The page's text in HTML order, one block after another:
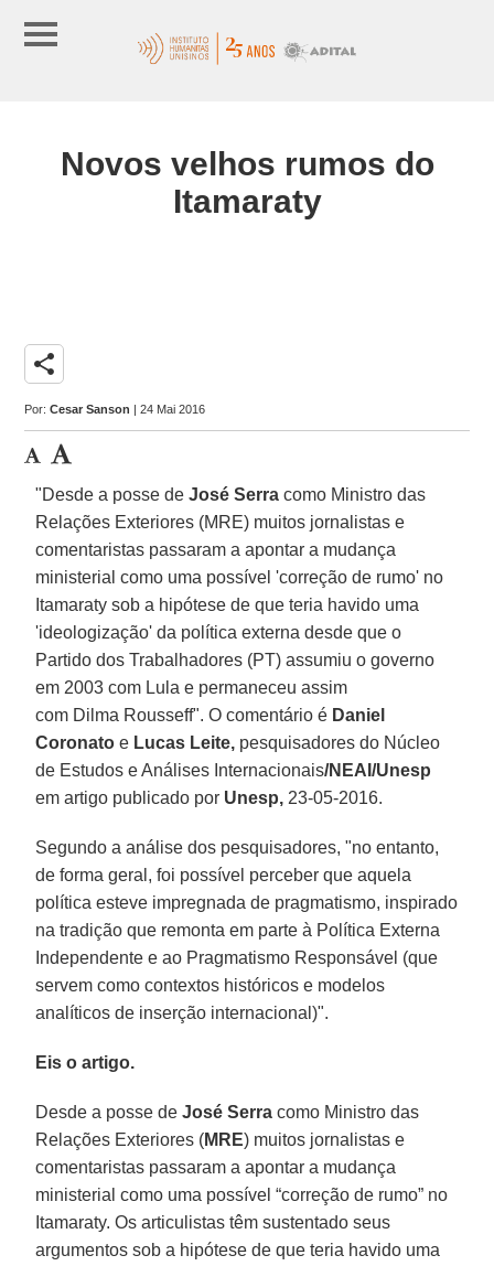
Novos velhos rumos do
Itamaraty
share
Por:Cesar Sanson | 24 Mai 2016
"Desde a posse deJosé Serracomo Ministro das
Relações Exteriores (MRE) muitos jornalistas e
comentaristas passaram a apontar a mudança
ministerial como uma possível 'correção de rumo' no
Itamaraty sob a hipótese de que teria havido uma
'ideologização' da política externa desde que o
Partido dos Trabalhadores (PT) assumiu o governo
em 2003 com Lula e permaneceu assim
com Dilma Rousseff". O comentário é Daniel
Coronatoe Lucas Leite, pesquisadores do Núcleo
de Estudos e Análises Internacionais/NEAI/Unesp
em artigo publicado por Unesp, 23-05-2016.
Segundo a análise dos pesquisadores, "no entanto,
de forma geral, foi possível perceber que aquela
política esteve impregnada de pragmatismo, inspirado
na tradição que remonta em parte à Política Externa
Independente e ao Pragmatismo Responsável (que
servem como contextos históricos e modelos
analíticos de inserção internacional)".
Eis o artigo.
Desde a posse deJosé Serra como Ministro das
Relações Exteriores (MRE) muitos jornalistas e
comentaristas passaram a apontar a mudança
ministerial como uma possível “correção de rumo” no
Itamaraty. Os articulistas têm sustentado seus
argumentos sob a hipótese de que teria havido uma